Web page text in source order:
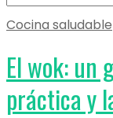
Cocina saludable
El wok: un
práctica y